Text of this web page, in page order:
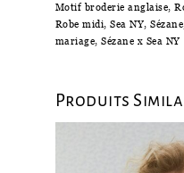
Motif broderie anglaise,
Robe midi, Sea NY, Sézane
mariage, Sézane x Sea NY
Produits